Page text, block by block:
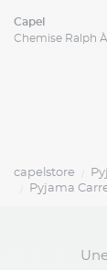
capel
capelstore
Pyjama